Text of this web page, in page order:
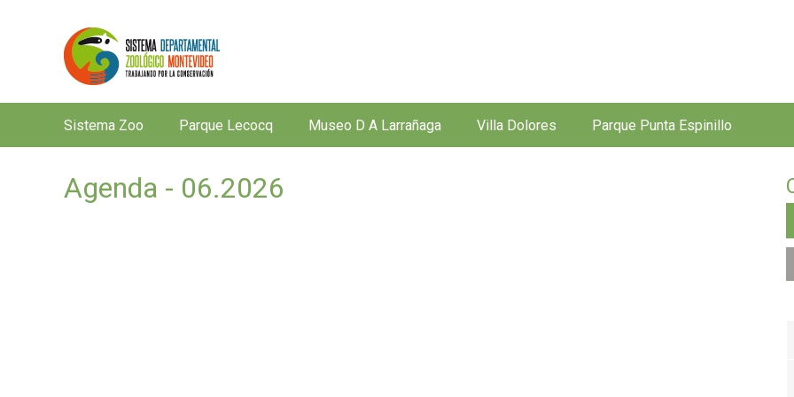
Agenda - 06.2026
n
Sistema Zoo Parque Lecocq Museo D A Larrañaga Villa Dolores Parque Punta Espinillo